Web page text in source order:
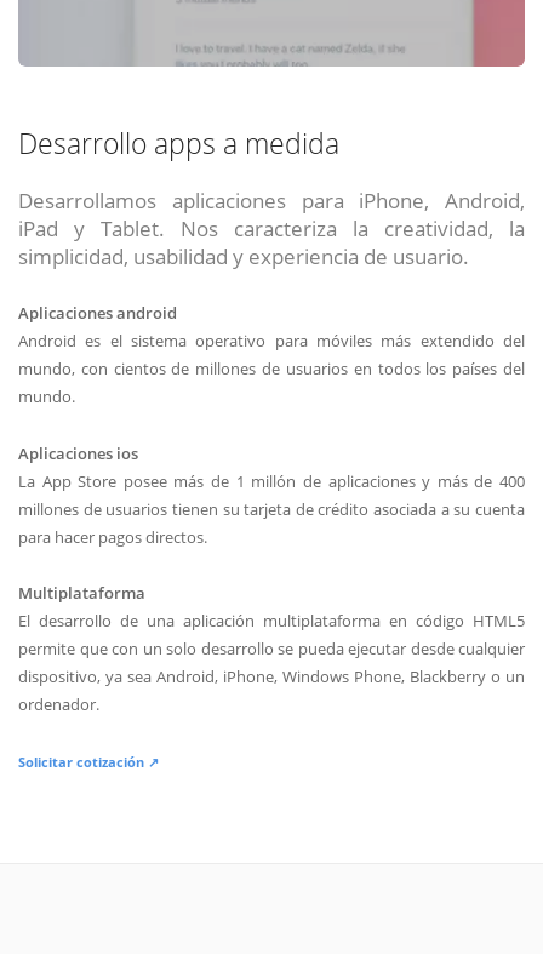
Desarrollo apps a medida
Desarrollamos aplicaciones para iPhone, Android,
iPad y Tablet. Nos caracteriza la creatividad, la
simplicidad, usabilidad y experiencia de usuario.
Aplicaciones android
Android es el sistema operativo para móviles más extendido del
mundo, con cientos de millones de usuarios en todos los países del
mundo.
Aplicaciones ios
La App Store posee más de 1 millón de aplicaciones y más de 400
millones de usuarios tienen su tarjeta de crédito asociada a su cuenta
para hacer pagos directos.
Multiplataforma
El desarrollo de una aplicación multiplataforma en código HTML5
permite que con un solo desarrollo se pueda ejecutar desde cualquier
dispositivo, ya sea Android, iPhone, Windows Phone, Blackberry o un
ordenador.
Solicitar cotización ↗